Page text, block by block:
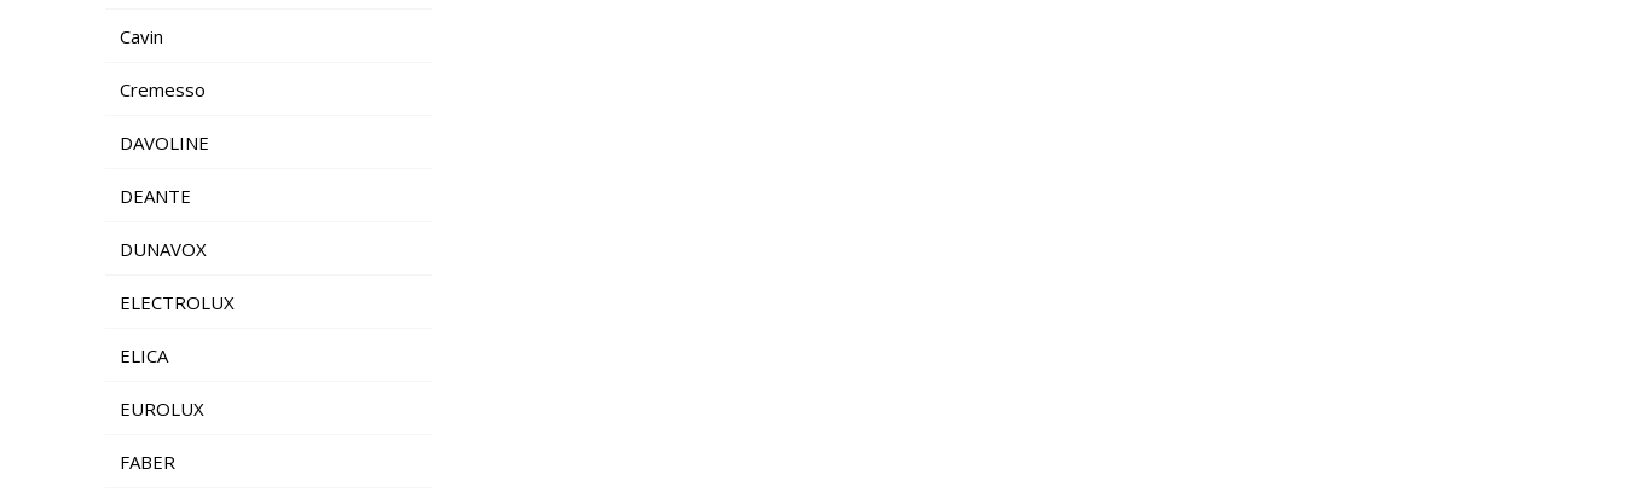
Cavin
Cremesso
DAVOLINE
DEANTE
DUNAVOX
ELECTROLUX
ELICA
EUROLUX
FABER